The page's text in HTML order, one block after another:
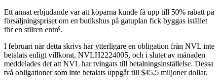
Ett annat erbjudande var att köparna kunde få upp till 50% rabatt på
försäljningspriset om en butikshus på gatuplan fick byggas istället
för en stilren entré.
I februari när detta skrivs har ytterligare en obligation från NVL inte
betalats enligt villkorat, NVLH2224005, och i slutet av månaden
meddelades det att NVL har tvingats till betalningsinställelse. Dessa
två obligationer som inte betalats uppgår till $45,5 miljoner dollar.